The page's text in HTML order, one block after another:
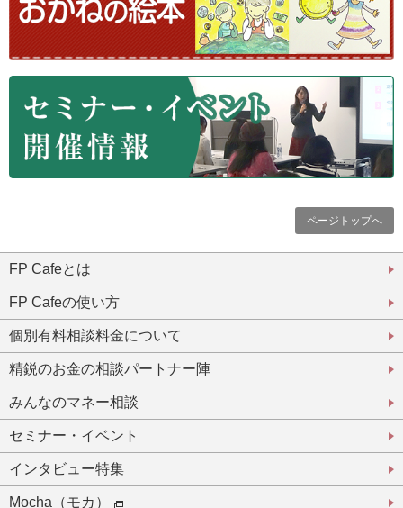
ページトップへ
FP Cafeとは
FP Cafeの使い方
個別有料相談料金について
精鋭のお金の相談パートナー陣
みんなのマネー相談
セミナー・イベント
インタビュー特集
Mocha（モカ）